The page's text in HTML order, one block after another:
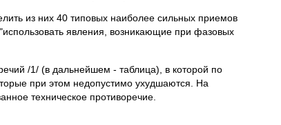
из них 40 типовых наиболее сильных приемов
явления, возникающие при фазовых
/1/ (в дальнейшем - таблица), в которой по
при этом недопустимо ухудшаются. На
техническое противоречие.